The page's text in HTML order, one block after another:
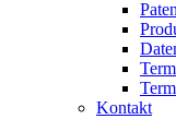
Kontakt